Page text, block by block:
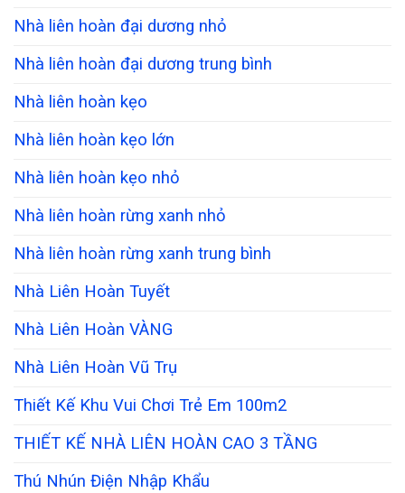
Nhà liên hoàn đại dương nhỏ
Nhà liên hoàn đại dương trung bình
Nhà liên hoàn kẹo
Nhà liên hoàn kẹo lớn
Nhà liên hoàn kẹo nhỏ
Nhà liên hoàn rừng xanh nhỏ
Nhà liên hoàn rừng xanh trung bình
Nhà Liên Hoàn Tuyết
Nhà Liên Hoàn VÀNG
Nhà Liên Hoàn Vũ Trụ
Thiết Kế Khu Vui Chơi Trẻ Em 100m2
THIẾT KẾ NHÀ LIÊN HOÀN CAO 3 TẦNG
Thú Nhún Điện Nhập Khẩu